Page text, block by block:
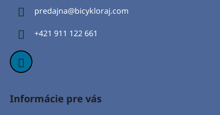
predajna@bicykloraj.com
+421 911 122 661
Informácie pre vás